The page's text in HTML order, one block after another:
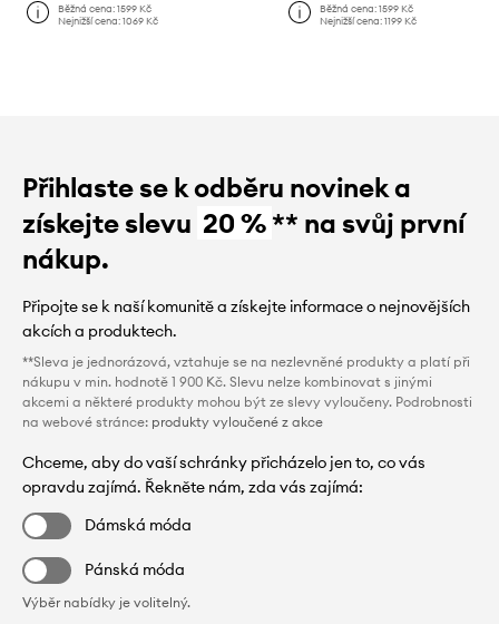
Běžná cena:1599 Kč
Nejnižší cena:1069 Kč
Běžná cena: 1599 Kč
Nejnižší cena: 1199 Kč
Přihlaste se k odběru novinek a
získejte slevu 20 %** na svůj první
nákup.
Připojte se k naší komunitě a získejte informace o nejnovějších
akcích a produktech.
**Sleva je jednorázová, vztahuje se na nezlevněné produkty a platí při
nákupu v min. hodnotě 1 900 Kč. Slevu nelze kombinovat s jinými
akcemi a některé produkty mohou být ze slevy vyloučeny. Podrobnosti
na webové stránce: produkty vyloučené z akce
Chceme, aby do vaší schránky přicházelo jen to, co vás
opravdu zajímá. Řekněte nám, zda vás zajímá:
Dámská móda
Pánská móda
Výběr nabídky je volitelný.